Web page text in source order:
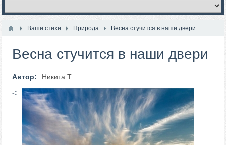
Ваши стихи Природа Весна стучится в наши двери
Весна стучится в наши двери
Автор:
Никита Т
-: